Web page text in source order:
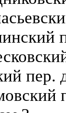
пер.